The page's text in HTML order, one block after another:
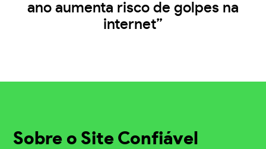
ano aumenta risco de golpes na
internet”
Sobre o Site Confiável